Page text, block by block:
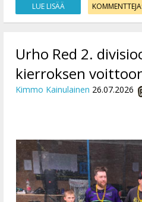
LUE LISÄÄ
Urho Red 2.
kierroksen
Kimmo Kainulainen 26.07.2026